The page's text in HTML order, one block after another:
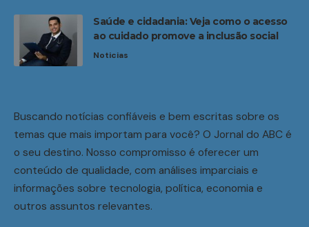
Saúde e cidadania: Veja como o acesso
ao cuidado promove a inclusão social
Noticias
Buscando notícias confiáveis e bem escritas sobre os
temas que mais importam para você? O Jornal do ABC é
o seu destino. Nosso compromisso é oferecer um
conteúdo de qualidade, com análises imparciais e
informações sobre tecnologia, política, economia e
outros assuntos relevantes.